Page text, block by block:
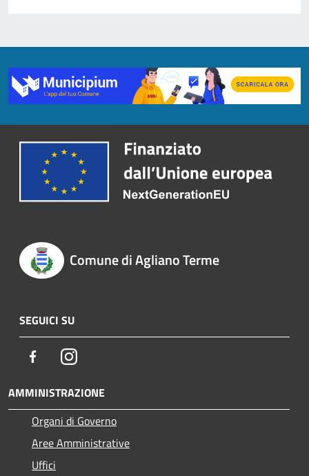
Comune di Agliano Terme
SEGUICI SU
FacebookInstagram
AMMINISTRAZIONE
Organi di Governo
Aree Amministrative
Uffici